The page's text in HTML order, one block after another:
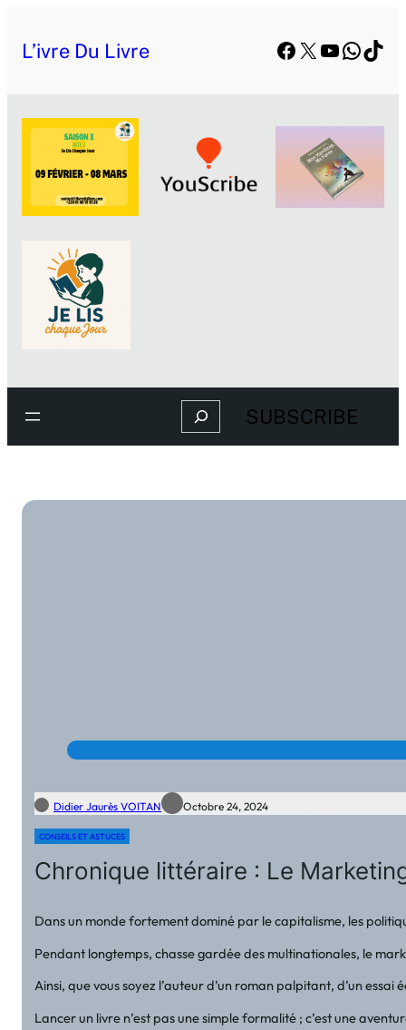
L’ivre Du Livre Facebook
X YouTube
Search SUBSCRIBE
Didier Jaurès VOITAN Octobre 24, 2024
CONSEILS ET ASTUCES
Chronique littéraire : Le
Dans un monde fortement dominé par le capitalisme, les
Pendant longtemps, chasse gardée des multinationales, le
Ainsi, que vous soyez l’auteur d’un roman palpitant, d’un
Lancer un livre n’est pas une simple formalité ; c’est une